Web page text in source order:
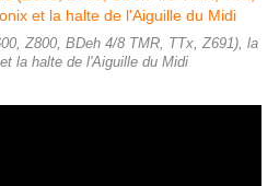
Z800, BDeh 4/8 TMR, TTx, Z691), la
la halte de l'Aiguille du Midi